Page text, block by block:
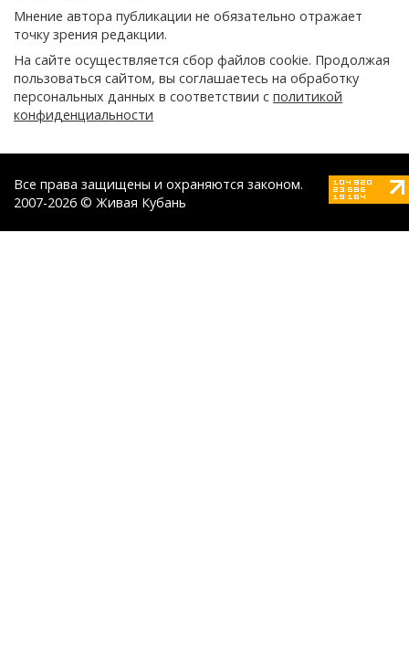
Мнение автора публикации не обязательно отражает
точку зрения редакции.
На сайте осуществляется сбор файлов cookie. Продолжая
пользоваться сайтом, вы соглашаетесь на обработку
персональных данных в соответствии с политикой
конфиденциальности
Все права защищены и охраняются законом.
2007-2026 © Живая Кубань